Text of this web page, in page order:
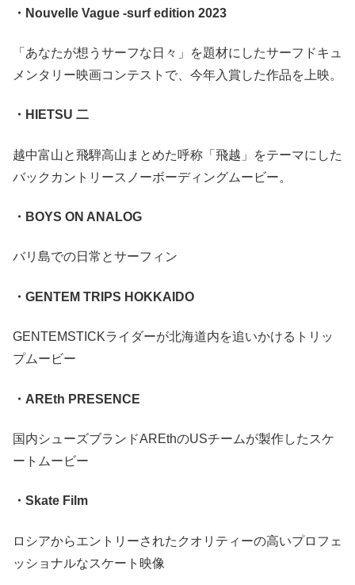
・Nouvelle Vague -surf edition 2023
「あなたが想うサーフな日々」を題材にしたサーフドキュ
メンタリー映画コンテストで、今年入賞した作品を上映。
・HIETSU 二
越中富山と飛騨高山まとめた呼称「飛越」をテーマにした
バックカントリースノーボーディングムービー。
・BOYS ON ANALOG
バリ島での日常とサーフィン
・GENTEM TRIPS HOKKAIDO
GENTEMSTICKライダーが北海道内を追いかけるトリッ
プムービー
・AREth PRESENCE
国内シューズブランドAREthのUSチームが製作したスケ
ートムービー
・Skate Film
ロシアからエントリーされたクオリティーの高いプロフェ
ッショナルなスケート映像